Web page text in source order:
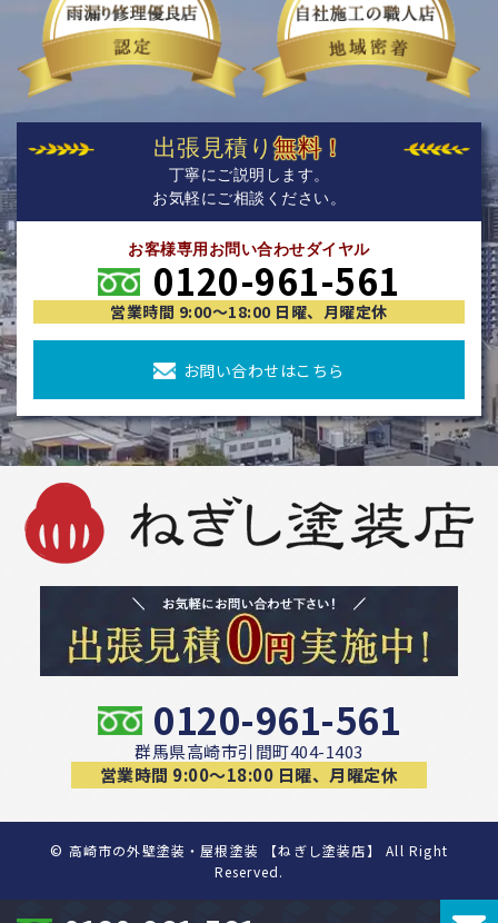
出張見積り無料！
丁寧にご説明します。
お気軽にご相談ください。
お客様専用お問い合わせダイヤル
0120-961-561
営業時間 9:00〜18:00 日曜、月曜定休
お問い合わせはこちら
0120-961-561
群馬県高崎市引間町404-1403
営業時間 9:00〜18:00 日曜、月曜定休
© 高崎市の外壁塗装・屋根塗装 【ねぎし塗装店】 All Right
Reserved.